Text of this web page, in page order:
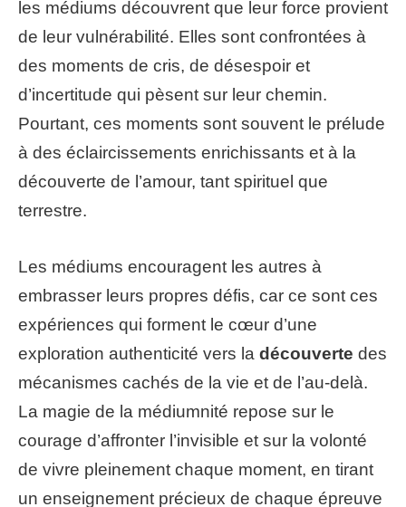
les médiums découvrent que leur force provient
de leur vulnérabilité. Elles sont confrontées à
des moments de cris, de désespoir et
d’incertitude qui pèsent sur leur chemin.
Pourtant, ces moments sont souvent le prélude
à des éclaircissements enrichissants et à la
découverte de l’amour, tant spirituel que
terrestre.
Les médiums encouragent les autres à
embrasser leurs propres défis, car ce sont ces
expériences qui forment le cœur d’une
exploration authenticité vers la découverte des
mécanismes cachés de la vie et de l’au-delà.
La magie de la médiumnité repose sur le
courage d’affronter l’invisible et sur la volonté
de vivre pleinement chaque moment, en tirant
un enseignement précieux de chaque épreuve